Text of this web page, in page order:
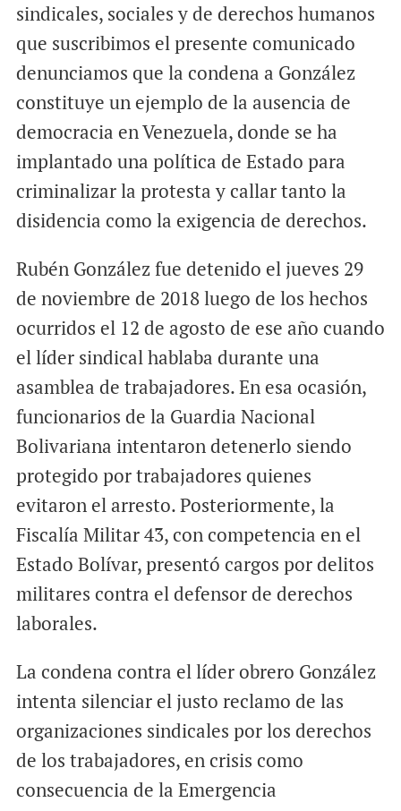
sindicales, sociales y de derechos humanos
que suscribimos el presente comunicado
denunciamos que la condena a González
constituye un ejemplo de la ausencia de
democracia en Venezuela, donde se ha
implantado una política de Estado para
criminalizar la protesta y callar tanto la
disidencia como la exigencia de derechos.
Rubén González fue detenido el jueves 29
de noviembre de 2018 luego de los hechos
ocurridos el 12 de agosto de ese año cuando
el líder sindical hablaba durante una
asamblea de trabajadores. En esa ocasión,
funcionarios de la Guardia Nacional
Bolivariana intentaron detenerlo siendo
protegido por trabajadores quienes
evitaron el arresto. Posteriormente, la
Fiscalía Militar 43, con competencia en el
Estado Bolívar, presentó cargos por delitos
militares contra el defensor de derechos
laborales.
La condena contra el líder obrero González
intenta silenciar el justo reclamo de las
organizaciones sindicales por los derechos
de los trabajadores, en crisis como
consecuencia de la Emergencia